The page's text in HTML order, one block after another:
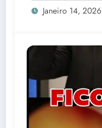
Janeiro 14, 2026